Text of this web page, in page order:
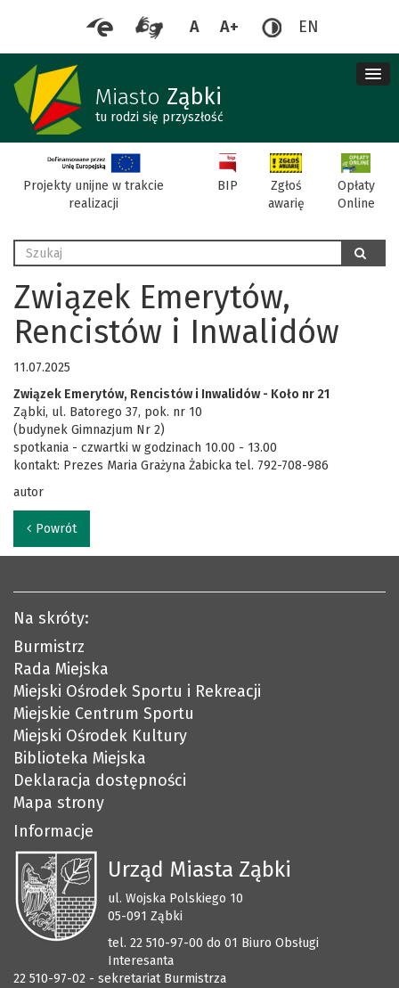
A A+ EN
Miasto Ząbki
tu rodzi się przyszłość
Projekty unijne w trakcie
realizacji
BIP
Zgłoś
awarię
Opłaty
Online
Wyszukaj szukaj
Związek Emerytów,
Rencistów i Inwalidów
11.07.2025
Związek Emerytów, Rencistów i Inwalidów - Koło nr 21
Ząbki, ul. Batorego 37, pok. nr 10
(budynek Gimnazjum Nr 2)
spotkania - czwartki w godzinach 10.00 - 13.00
kontakt: Prezes Maria Grażyna Żabicka tel. 792-708-986
autor
Powrót
Na skróty:
Burmistrz
Rada Miejska
Miejski Ośrodek Sportu i Rekreacji
Miejskie Centrum Sportu
Miejski Ośrodek Kultury
Biblioteka Miejska
Deklaracja dostępności
Mapa strony
Informacje
Urząd Miasta Ząbki
ul. Wojska Polskiego 10
05-091 Ząbki
tel. 22 510-97-00 do 01 Biuro Obsługi
Interesanta
22 510-97-02 - sekretariat Burmistrza